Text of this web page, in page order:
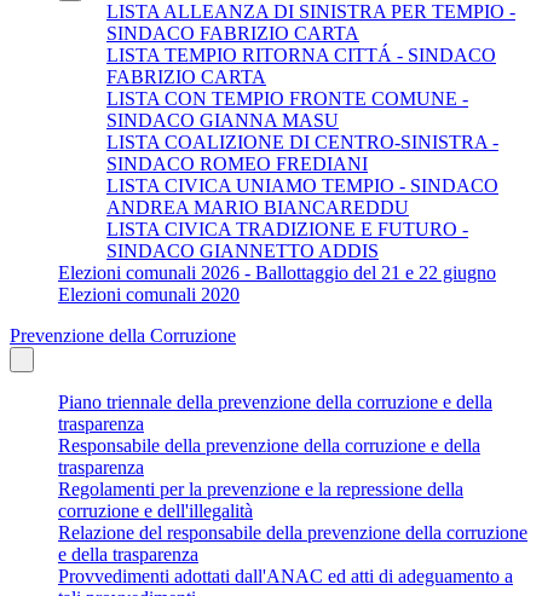
LISTA ALLEANZA DI SINISTRA PER TEMPIO -
SINDACO FABRIZIO CARTA
LISTA TEMPIO RITORNA CITTÁ - SINDACO
FABRIZIO CARTA
LISTA CON TEMPIO FRONTE COMUNE -
SINDACO GIANNA MASU
LISTA COALIZIONE DI CENTRO-SINISTRA -
SINDACO ROMEO FREDIANI
LISTA CIVICA UNIAMO TEMPIO - SINDACO
ANDREA MARIO BIANCAREDDU
LISTA CIVICA TRADIZIONE E FUTURO -
SINDACO GIANNETTO ADDIS
Elezioni comunali 2026 - Ballottaggio del 21 e 22 giugno
Elezioni comunali 2020
Prevenzione della Corruzione
Piano triennale della prevenzione della corruzione e della
trasparenza
Responsabile della prevenzione della corruzione e della
trasparenza
Regolamenti per la prevenzione e la repressione della
corruzione e dell'illegalità
Relazione del responsabile della prevenzione della corruzione
e della trasparenza
Provvedimenti adottati dall'ANAC ed atti di adeguamento a